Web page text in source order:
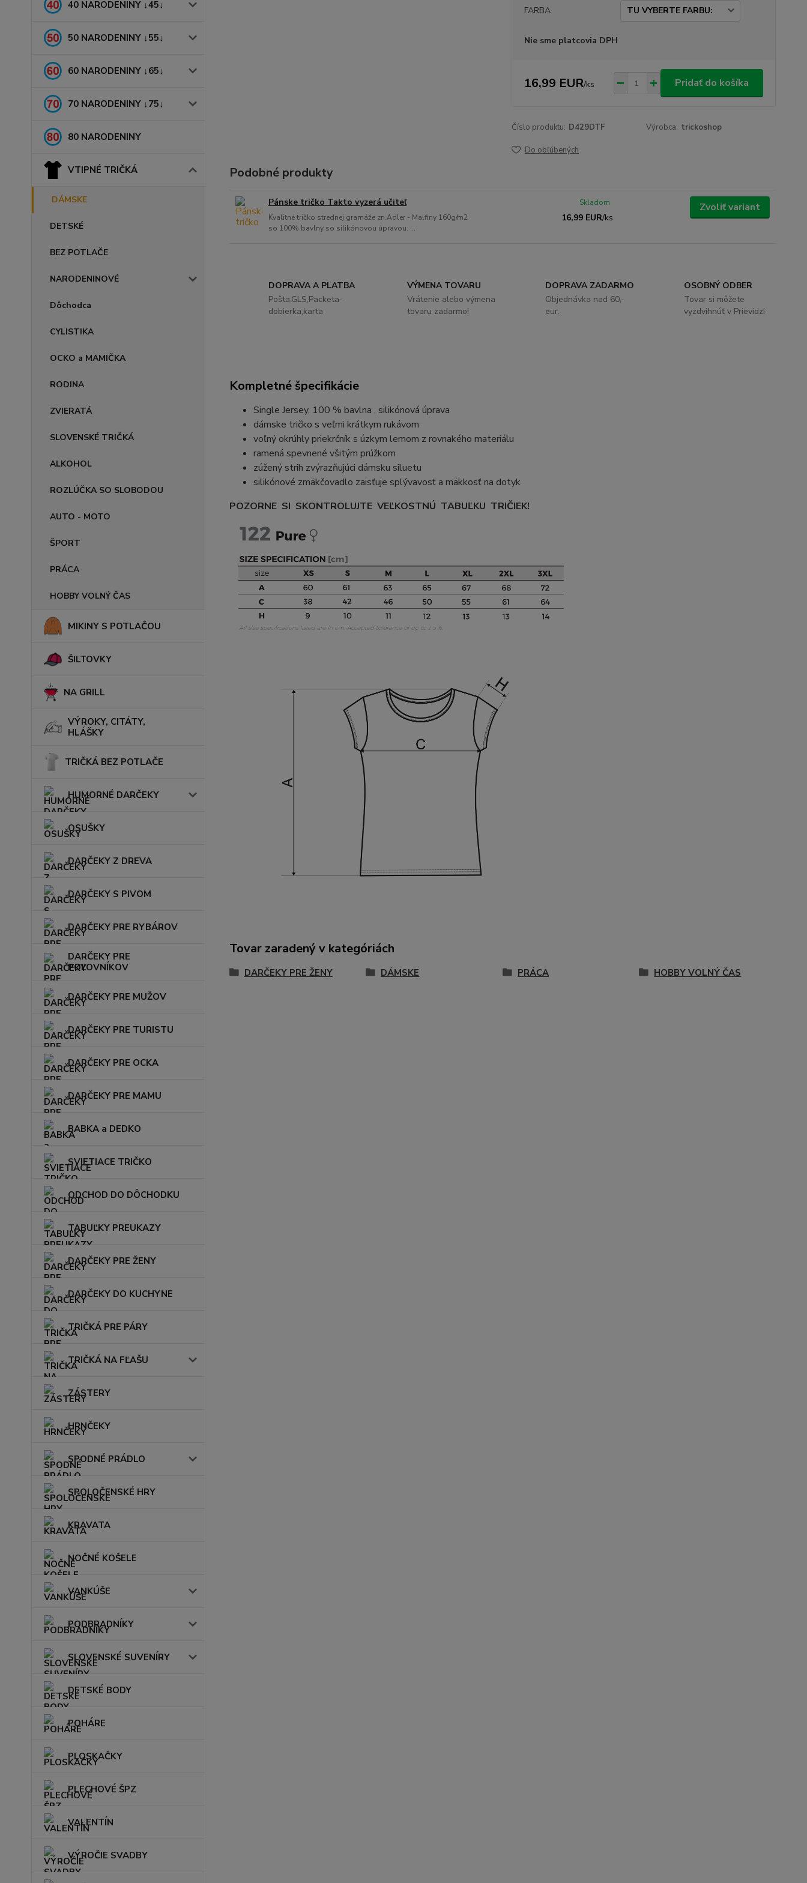
40 NARODENINY ↓45↓
50 NARODENINY ↓55↓
60 NARODENINY ↓65↓
70 NARODENINY ↓75↓
80 NARODENINY
VTIPNÉ TRIČKÁ
DÁMSKE
DETSKÉ
BEZ POTLAČE
NARODENINOVÉ
Dôchodca
CYLISTIKA
OCKO a MAMIČKA
RODINA
ZVIERATÁ
SLOVENSKÉ TRIČKÁ
ALKOHOL
ROZLÚČKA SO SLOBODOU
AUTO - MOTO
ŠPORT
PRÁCA
HOBBY VOLNÝ ČAS
MIKINY S POTLAČOU
ŠILTOVKY
NA GRILL
VÝROKY, CITÁTY,
HLÁŠKY
TRIČKÁ BEZ POTLAČE
HUMORNÉ DARČEKY
OSUŠKY
DARČEKY Z DREVA
DARČEKY S PIVOM
DARČEKY PRE RYBÁROV
DARČEKY PRE
POĽOVNÍKOV
DARČEKY PRE MUŽOV
DARČEKY PRE TURISTU
DARČEKY PRE OCKA
DARČEKY PRE MAMU
BABKA a DEDKO
SVIETIACE TRIČKO
ODCHOD DO DÔCHODKU
TABUĽKY PREUKAZY
DARČEKY PRE ŽENY
DARČEKY DO KUCHYNE
TRIČKÁ PRE PÁRY
TRIČKÁ NA FĽAŠU
ZÁSTERY
HRNČEKY
SPODNÉ PRÁDLO
SPOLOČENSKÉ HRY
KRAVATA
NOČNÉ KOŠELE
VANKÚŠE
PODBRADNÍKY
SLOVENSKÉ SUVENÍRY
DETSKÉ BODY
POHÁRE
PLOSKAČKY
PLECHOVÉ ŠPZ
VALENTÍN
VÝROČIE SVADBY
FARBA
Nie sme platcovia DPH
16,99 EUR/ks Pridať do košíka
Číslo produktu: D429DTF Výrobca: trickoshop
Do obľúbených
Podobné produkty
Pánske tričko Takto vyzerá učiteľ
Kvalitné tričko strednej gramáže zn.Adler - Malfiny 160g/m2
so 100% bavlny so silikónovou úpravou. ...
16,99 EUR/ks
Skladom Zvoliť variant
DOPRAVA A PLATBA
Pošta,GLS,Packeta-
dobierka,karta
VÝMENA TOVARU
Vrátenie alebo výmena
tovaru zadarmo!
DOPRAVA ZADARMO
Objednávka nad 60,-
eur.
OSOBNÝ ODBER
Tovar si môžete
vyzdvihnúť v Prievidzi
Kompletné špecifikácie
Single Jersey, 100 % bavlna , silikónová úprava
dámske tričko s veľmi krátkym rukávom
voľný okrúhly priekrčník s úzkym lemom z rovnakého materiálu
ramená spevnené všitým prúžkom
zúžený strih zvýrazňujúci dámsku siluetu
silikónové zmäkčovadlo zaisťuje splývavosť a mäkkosť na dotyk
POZORNE SI SKONTROLUJTE VEĽKOSTNÚ TABUĽKU TRIČIEK!
Tovar zaradený v kategóriách
DARČEKY PRE ŽENY DÁMSKE PRÁCA HOBBY VOLNÝ ČAS